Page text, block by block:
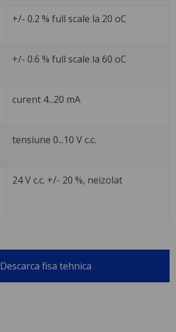
+/- 0.2 % full scale la 20 oC
+/- 0.6 % full scale la 60 oC
curent 4...20 mA
tensiune 0...10 V c.c.
24 V c.c. +/- 20 %, neizolat
Descarca fisa tehnica